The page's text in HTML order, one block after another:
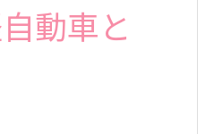
動車と